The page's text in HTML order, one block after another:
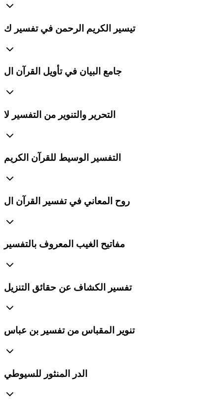
تيسير الكريم الرحمن في تفسير ك
جامع البيان في تأويل القرآن ال
التحرير والتنوير من التفسير لا
التفسير الوسيط للقرآن الكريم
روح المعاني في تفسير القرآن ال
مفاتيح الغيب المعروف بالتفسير
تفسير الكشاف عن حقائق التنزيل
تنوير المقباس من تفسير بن عباس
الدر المنثور للسيوطي